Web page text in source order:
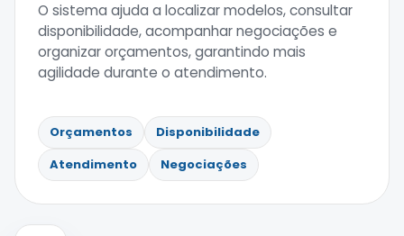
O sistema ajuda a localizar modelos, consultar
disponibilidade, acompanhar negociações e
organizar orçamentos, garantindo mais
agilidade durante o atendimento.
Orçamentos
Disponibilidade
Atendimento
Negociações